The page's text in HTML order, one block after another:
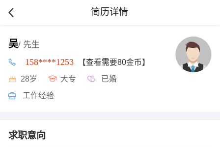
简历详情
吴/ 先生
158****1253 【查看需要80金币】
28岁 大专 已婚
工作经验
求职意向